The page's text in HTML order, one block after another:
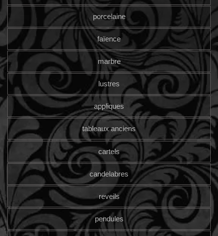
porcelaine
faïence
marbre
lustres
appliques
tableaux anciens
cartels
candelabres
reveils
pendules